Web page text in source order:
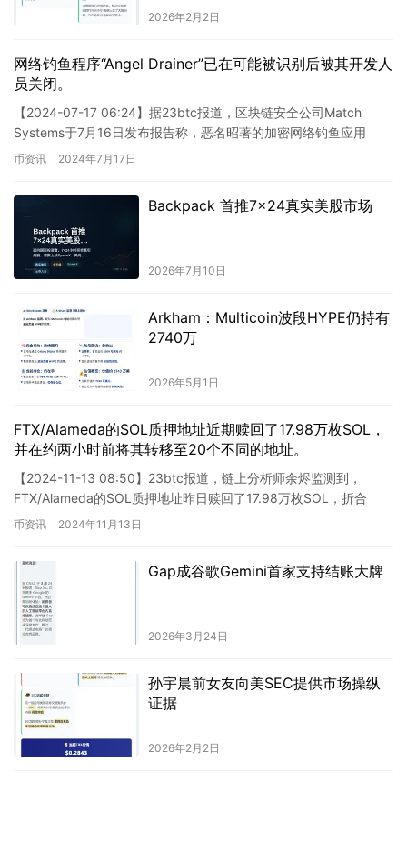
2026年2月2日
网络钓鱼程序“Angel Drainer”已在可能被识别后被其开发人
员关闭。
【2024-07-17 06:24】据23btc报道，区块链安全公司Match
Systems于7月16日发布报告称，恶名昭著的加密网络钓鱼应用
Angel Drainer可能已被其…
币资讯 2024年7月17日
Backpack 首推7×24真实美股市场
2026年7月10日
Arkham：Multicoin波段HYPE仍持有
2740万
2026年5月1日
FTX/Alameda的SOL质押地址近期赎回了17.98万枚SOL，
并在约两小时前将其转移至20个不同的地址。
【2024-11-13 08:50】23btc报道，链上分析师余烬监测到，
FTX/Alameda的SOL质押地址昨日赎回了17.98万枚SOL，折合
3921万美元，随后将这些SOL…
币资讯 2024年11月13日
Gap成谷歌Gemini首家支持结账大牌
2026年3月24日
孙宇晨前女友向美SEC提供市场操纵
证据
2026年2月2日